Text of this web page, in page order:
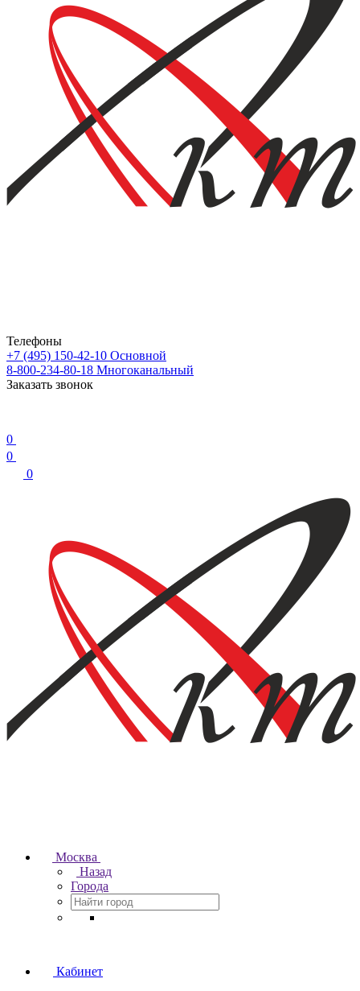
Телефоны
+7 (495) 150-42-10 Основной
8-800-234-80-18 Многоканальный
Заказать звонок
0
0
0
Москва
Назад
Города
Кабинет